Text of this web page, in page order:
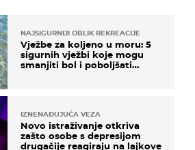
NAJSIGURNIJI OBLIK REKREACIJE
Vježbe za koljeno u moru: 5
sigurnih vježbi koje mogu
smanjiti bol i poboljšati
IZNENAĐUJUĆA VEZA
Novo istraživanje otkriva
zašto osobe s depresijom
drugačije reagiraju na lajkove